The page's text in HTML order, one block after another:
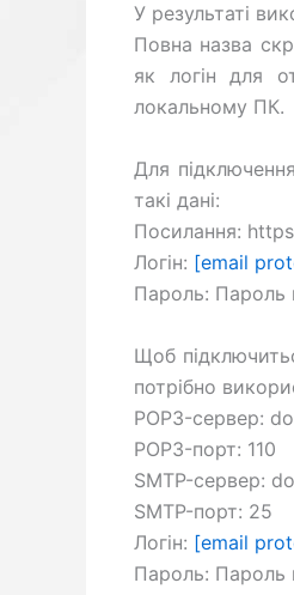
У результаті
Повна назва
як логін для
локальному ПК.
Для
такі дані:
Посилання:
Логін: [email
Пароль: Пароль
Щоб
потрібно
POP3-сервер:
POP3-порт: 110
SMTP-сервер:
SMTP-порт: 25
Логін: [email
Пароль: Пароль